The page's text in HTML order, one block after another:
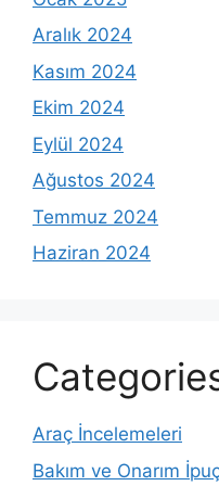
Aralık 2024
Kasım 2024
Ekim 2024
Eylül 2024
Ağustos 2024
Temmuz 2024
Haziran 2024
Araç İncelemeleri
Bakım ve Onarım